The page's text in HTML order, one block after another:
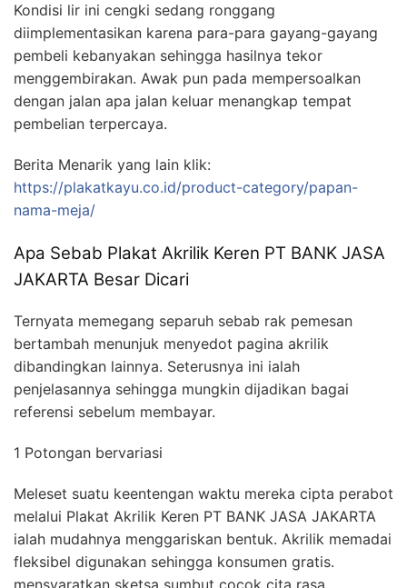
Kondisi lir ini cengki sedang ronggang
diimplementasikan karena para-para gayang-gayang
pembeli kebanyakan sehingga hasilnya tekor
menggembirakan. Awak pun pada mempersoalkan
dengan jalan apa jalan keluar menangkap tempat
pembelian terpercaya.
Berita Menarik yang lain klik:
https://plakatkayu.co.id/product-category/papan-
nama-meja/
Apa Sebab Plakat Akrilik Keren PT BANK JASA
JAKARTA Besar Dicari
Ternyata memegang separuh sebab rak pemesan
bertambah menunjuk menyedot pagina akrilik
dibandingkan lainnya. Seterusnya ini ialah
penjelasannya sehingga mungkin dijadikan bagai
referensi sebelum membayar.
1 Potongan bervariasi
Meleset suatu keentengan waktu mereka cipta perabot
melalui Plakat Akrilik Keren PT BANK JASA JAKARTA
ialah mudahnya menggariskan bentuk. Akrilik memadai
fleksibel digunakan sehingga konsumen gratis.
mensyaratkan sketsa sumbut cocok cita rasa